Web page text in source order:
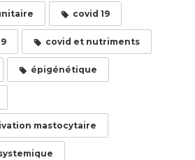
covid 19
covid et nutriments
épigénétique
mastocytaire